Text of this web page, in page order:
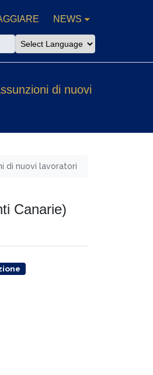
NEWS
di nuovi
di nuovi lavoratori
Canarie)